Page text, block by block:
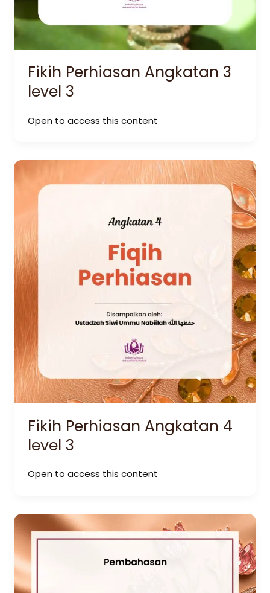
Fikih Perhiasan Angkatan 3
level 3
Open to access this content
Fikih Perhiasan Angkatan 4
level 3
Open to access this content